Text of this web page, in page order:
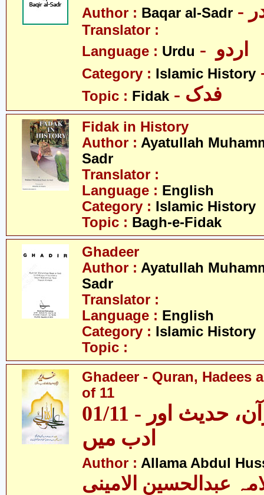
Author : Baqar al-Sadr
Translator :
Language : Urdu
Category : Islamic History
Topic : Fidak - فدک
Fidak in History
Author : Ayatullah
Sadr
Translator :
Language : English
Category : Islamic History
Topic : Bagh-e-Fidak
Ghadeer
Author : Ayatullah
Sadr
Translator :
Language : English
Category : Islamic History
Topic :
Ghadeer - Quran, Hadees
of 11
01/11 - غدیر - قرآن، حدیث اور
ادب میں
Author : Allama Abdul
عبدالحسین الامینی